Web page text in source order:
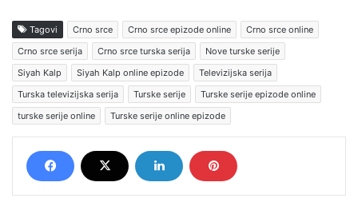
Tagovi Crno srce Crno srce epizode online
Crno srce online
Crno srce serija
Crno srce turska serija
Nove turske serije
Siyah Kalp
Siyah Kalp online epizode
Televizijska serija
Turska televizijska serija
Turske serije
Turske serije epizode online
turske serije online
Turske serije online epizode